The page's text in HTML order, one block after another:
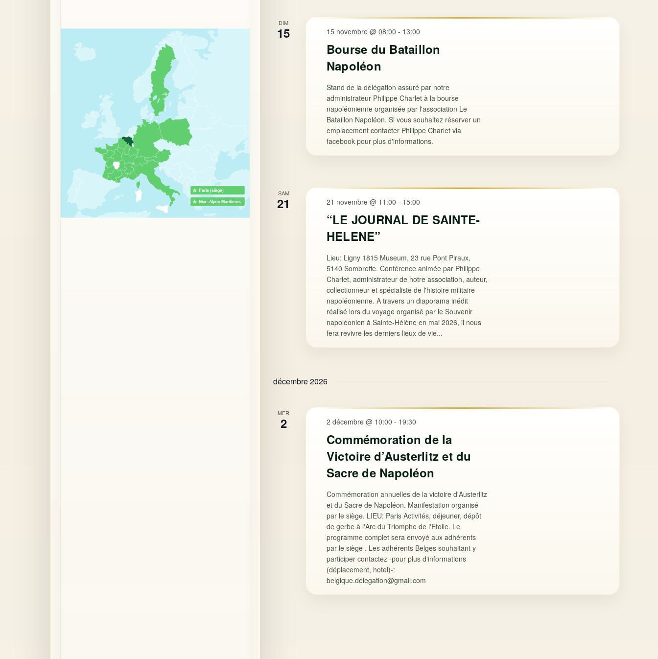
Paris (siège)
Nice-Alpes Maritimes
DIM
15 15 novembre @ 08:00 - 13:00
Bourse du Bataillon
Napoléon
Stand de la délégation assuré par notre
administrateur Philippe Charlet à la bourse
napoléonienne organisée par l'association Le
Bataillon Napoléon. Si vous souhaitez réserver un
emplacement contacter Philippe Charlet via
facebook pour plus d'informations.
SAM
21 21 novembre @ 11:00 - 15:00
“LE JOURNAL DE SAINTE-
HELENE”
Lieu: Ligny 1815 Museum, 23 rue Pont Piraux,
5140 Sombreffe. Conférence animée par Philippe
Charlet, administrateur de notre association, auteur,
collectionneur et spécialiste de l'histoire militaire
napoléonienne. A travers un diaporama inédit
réalisé lors du voyage organisé par le Souvenir
napoléonien à Sainte-Hélène en mai 2026, il nous
fera revivre les derniers lieux de vie...
décembre 2026
MER
2 2 décembre @ 10:00 - 19:30
Commémoration de la
Victoire d’Austerlitz et du
Sacre de Napoléon
Commémoration annuelles de la victoire d'Austerlitz
et du Sacre de Napoléon. Manifestation organisé
par le siège. LIEU: Paris Activités, déjeuner, dépôt
de gerbe à l'Arc du Triomphe de l'Etoile. Le
programme complet sera envoyé aux adhérents
par le siège . Les adhérents Belges souhaitant y
participer contactez -pour plus d'informations
(déplacement, hotel)-:
belgique.delegation@gmail.com